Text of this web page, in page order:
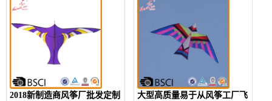
2018新制造商风筝厂批发定制
大型高质量易于从风筝工厂飞